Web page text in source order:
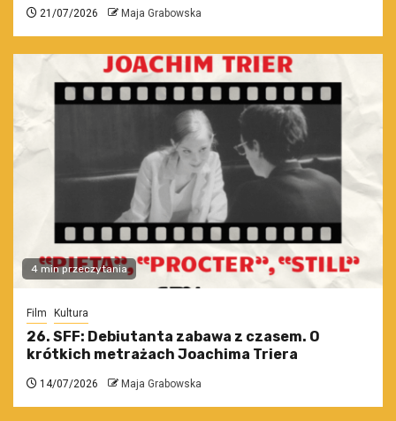
21/07/2026 Maja Grabowska
4 min przeczytania
Film Kultura
26. SFF: Debiutanta zabawa z czasem. O
krótkich metrażach Joachima Triera
14/07/2026 Maja Grabowska